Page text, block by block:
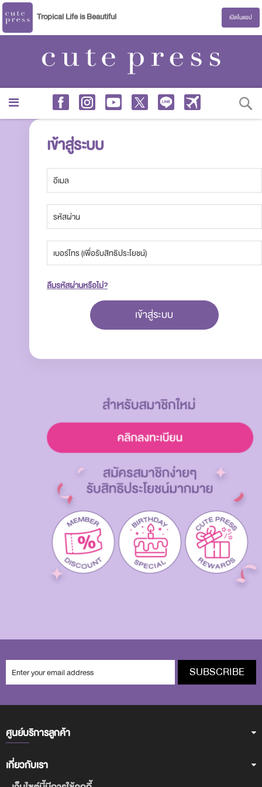
Tropical Life is Beautiful เปิดในแอป
เข้าสู่ระบบ
ลืมรหัสผ่านหรือไม่?
เข้าสู่ระบบ
SUBSCRIBE
ศูนย์บริการลูกค้า
เกี่ยวกับเรา